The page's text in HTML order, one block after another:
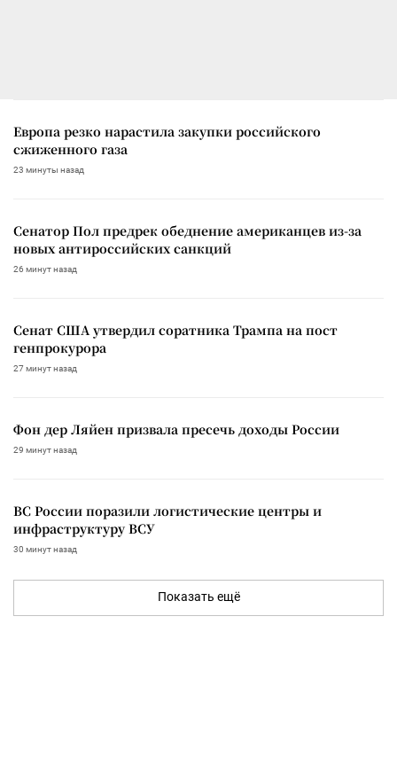
Европа резко нарастила закупки российского
сжиженного газа
23 минуты назад
Сенатор Пол предрек обеднение американцев из-за
новых антироссийских санкций
26 минут назад
Сенат США утвердил соратника Трампа на пост
генпрокурора
27 минут назад
Фон дер Ляйен призвала пресечь доходы России
29 минут назад
ВС России поразили логистические центры и
инфраструктуру ВСУ
30 минут назад
Показать ещё